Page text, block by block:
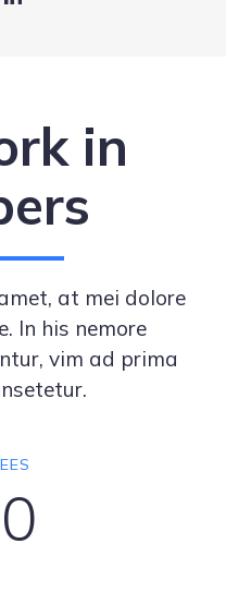
in
at mei dolore
In his nemore
vim ad prima